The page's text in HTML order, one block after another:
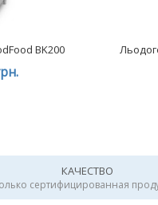
BK200
КАЧЕСТВО
сертифицированная